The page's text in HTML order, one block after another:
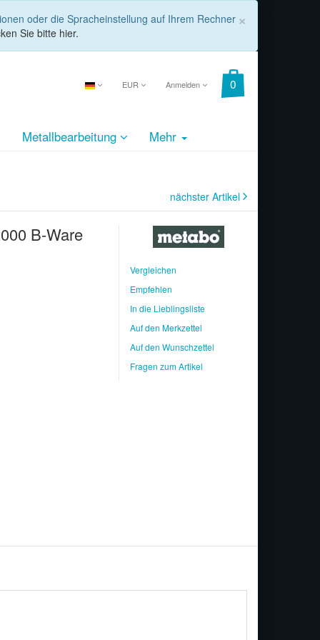
×
oder die Spracheinstellung auf Ihrem Rechner
Sie bitte hier.
EUR Anmelden
Metallbearbeitung Mehr
nächster Artikel
B-Ware
Vergleichen
Empfehlen
In die Lieblingsliste
Auf den Merkzettel
Auf den Wunschzettel
Fragen zum Artikel